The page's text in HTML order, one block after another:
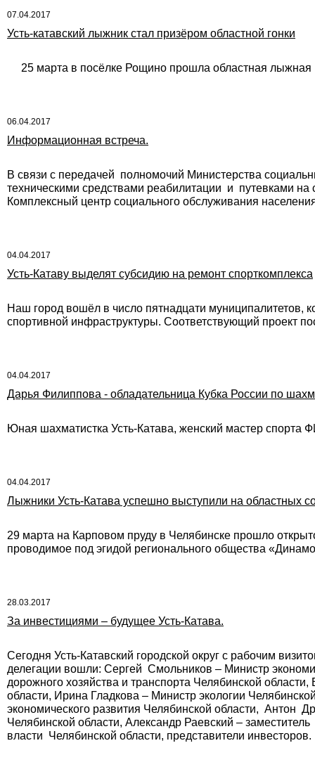
07.04.2017
Усть-катавский лыжник стал призёром областной гонки
25 марта в посёлке Рощино прошла областная лыжная
06.04.2017
Информационная встреча.
В связи с передачей полномочий Министерства
техническими средствами реабилитации и путевками
Комплексный центр социального обслуживания
04.04.2017
Усть-Катаву выделят субсидию на ремонт спорткомплекса
Наш город вошёл в число пятнадцати муниципалитетов,
спортивной инфраструктуры. Соответствующий проект
04.04.2017
Дарья Филиппова - обладательница Кубка России по
Юная шахматистка Усть-Катава, женский мастер спорта
04.04.2017
Лыжники Усть-Катава успешно выступили на областных
29 марта на Карповом пруду в Челябинске прошло
проводимое под эгидой регионального общества
28.03.2017
За инвестициями – будущее Усть-Катава.
Сегодня Усть-Катавский городской округ с рабочим
делегации вошли: Сергей Смольников – Министр
дорожного хозяйства и транспорта Челябинской
области, Ирина Гладкова – Министр экологии
экономического развития Челябинской области, Антон
Челябинской области, Александр Раевский –
власти Челябинской области, представители инвесторов.